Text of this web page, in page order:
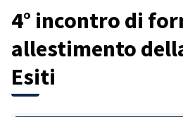
4° incontro di
allestimento
Esiti